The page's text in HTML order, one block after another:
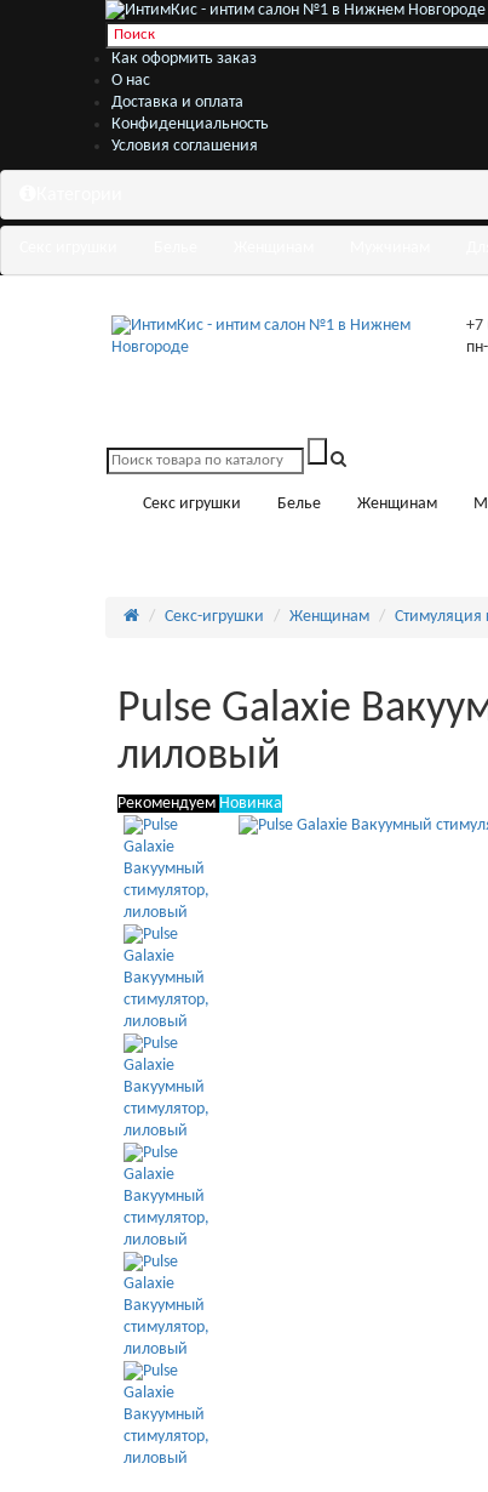
Как оформить заказ
О нас
Доставка и оплата
Конфиденциальность
Условия соглашения
+7
Секс игрушки Белье Женщинам
Секс-игрушки Женщинам Стимуляция
Pulse Galaxie
лиловый
Рекомендуем Новинка